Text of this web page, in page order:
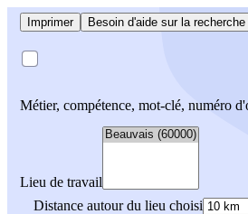
Imprimer Besoin d'aide sur la
Métier, compétence, mot-clé, numéro
Lieu de travail
Distance autour du lieu choisi